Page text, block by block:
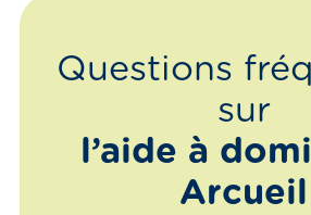
Questions
sur
l’aide à
Arcueil